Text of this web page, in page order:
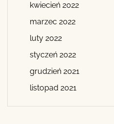
kwiecień 2022
marzec 2022
luty 2022
styczeń 2022
grudzień 2021
listopad 2021